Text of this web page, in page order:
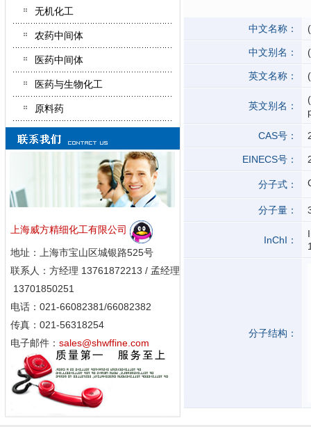
无机化工
农药中间体
医药中间体
医药与生物化工
原料药
上海威方精细化工有限公司
地址：上海市宝山区城银路525号
联系人：方经理 13761872213 / 孟经理
13701850251
电话：021-66082381/66082382
传真：021-56318254
电子邮件： sales@shwffine.com
中文名称：
中文别名：
英文名称：
英文别名：
CAS号：
EINECS号：
分子式：
分子量：
InChI：
分子结构：